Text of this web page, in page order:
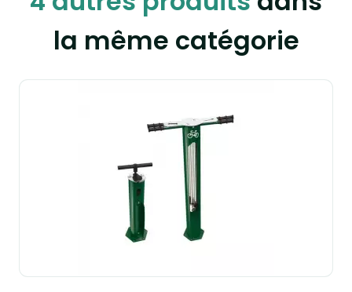
la même catégorie